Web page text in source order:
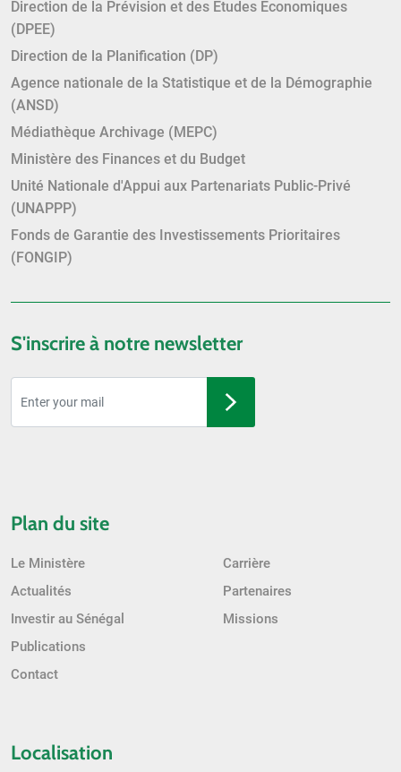
Direction de la Prévision et des Etudes Economiques
(DPEE)
Direction de la Planification (DP)
Agence nationale de la Statistique et de la Démographie
(ANSD)
Médiathèque Archivage (MEPC)
Ministère des Finances et du Budget
Unité Nationale d'Appui aux Partenariats Public-Privé
(UNAPPP)
Fonds de Garantie des Investissements Prioritaires
(FONGIP)
S'inscrire à notre newsletter
Plan du site
Le Ministère
Actualités
Investir au Sénégal
Publications
Contact
Carrière
Partenaires
Missions
Localisation